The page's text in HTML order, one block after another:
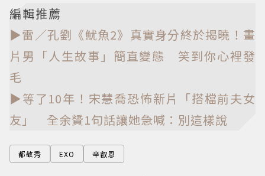
編輯推薦
▶雷／孔劉《魷魚2》真實身分終於揭曉！畫
片男「人生故事」簡直變態 笑到你心裡發
毛
▶等了10年！宋慧喬恐怖新片「搭檔前夫女
友」 全余贇1句話讓她急喊：別這樣說
都敬秀 EXO 辛叡恩